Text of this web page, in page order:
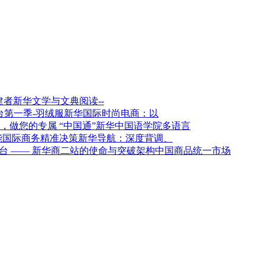
新华文学与文典阅读--
新华国际时尚电商：以
新华中国语学院多语言
新华导航：深度背调、
架构中国商品统一市场